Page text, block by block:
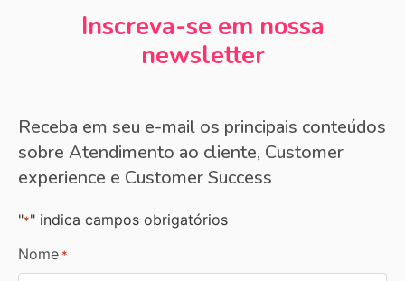
Inscreva-se em nossa
newsletter
Receba em seu e-mail os principais conteúdos
sobre Atendimento ao cliente, Customer
experience e Customer Success
"*" indica campos obrigatórios
Nome *